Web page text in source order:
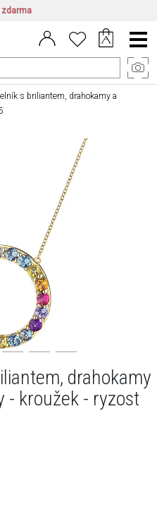
zdarma
CZ/CZK | EN/EUR PL/PLN
Main
Menu
s briliantem, drahokamy a
drahokamy
- kroužek - ryzost